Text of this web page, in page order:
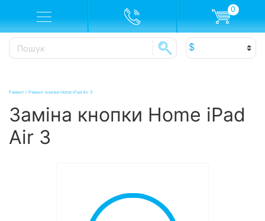
0
Ремонт / Ремонт кнопки Home iPad Air 3
Заміна кнопки Home iPad
Air 3